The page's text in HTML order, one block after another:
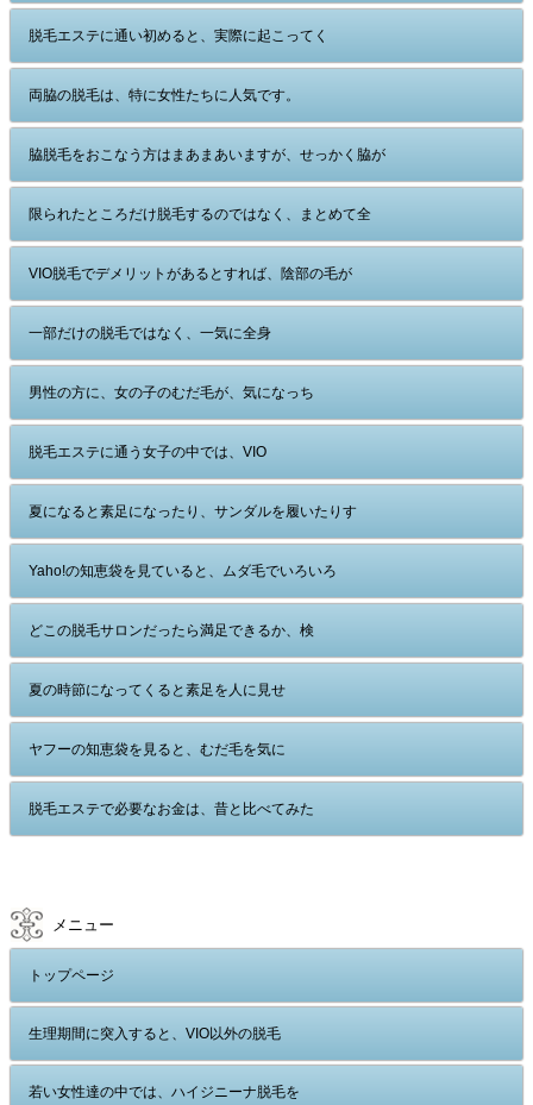
脱毛エステに通い初めると、実際に起こってく
両脇の脱毛は、特に女性たちに人気です。
脇脱毛をおこなう方はまあまあいますが、せっかく脇が
限られたところだけ脱毛するのではなく、まとめて全
VIO脱毛でデメリットがあるとすれば、陰部の毛が
一部だけの脱毛ではなく、一気に全身
男性の方に、女の子のむだ毛が、気になっち
脱毛エステに通う女子の中では、VIO
夏になると素足になったり、サンダルを履いたりす
Yaho!の知恵袋を見ていると、ムダ毛でいろいろ
どこの脱毛サロンだったら満足できるか、検
夏の時節になってくると素足を人に見せ
ヤフーの知恵袋を見ると、むだ毛を気に
脱毛エステで必要なお金は、昔と比べてみた
メニュー
トップページ
生理期間に突入すると、VIO以外の脱毛
若い女性達の中では、ハイジニーナ脱毛を